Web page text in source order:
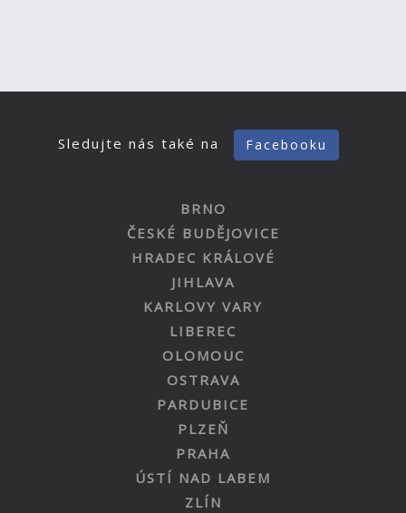
Sledujte nás také na Facebooku
BRNO
ČESKÉ BUDĚJOVICE
HRADEC KRÁLOVÉ
JIHLAVA
KARLOVY VARY
LIBEREC
OLOMOUC
OSTRAVA
PARDUBICE
PLZEŇ
PRAHA
ÚSTÍ NAD LABEM
ZLÍN